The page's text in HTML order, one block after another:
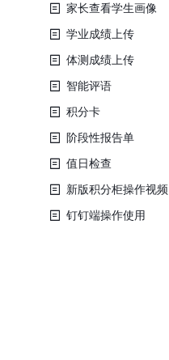
家长查看学生画像
学业成绩上传
体测成绩上传
智能评语
积分卡
阶段性报告单
值日检查
新版积分柜操作视频
钉钉端操作使用